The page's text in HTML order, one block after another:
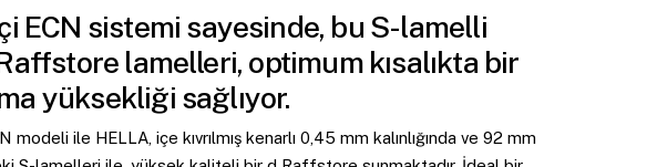
ECN sistemi sayesinde, bu S-lamelli
lamelleri, optimum kısalıkta bir
yüksekliği sağlıyor.
modeli ile HELLA, içe kıvrılmış kenarlı 0,45 mm kalınlığında ve 92 mm